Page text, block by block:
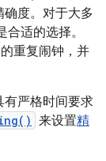
度。对于大多
合适的选择。
重复闹钟，并
有严格时间要求
来设置精